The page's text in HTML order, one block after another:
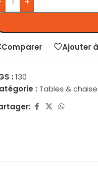
Comparer Ajouter
: 130
: Tables &